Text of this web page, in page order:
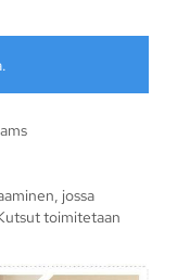
jossa
toimitetaan